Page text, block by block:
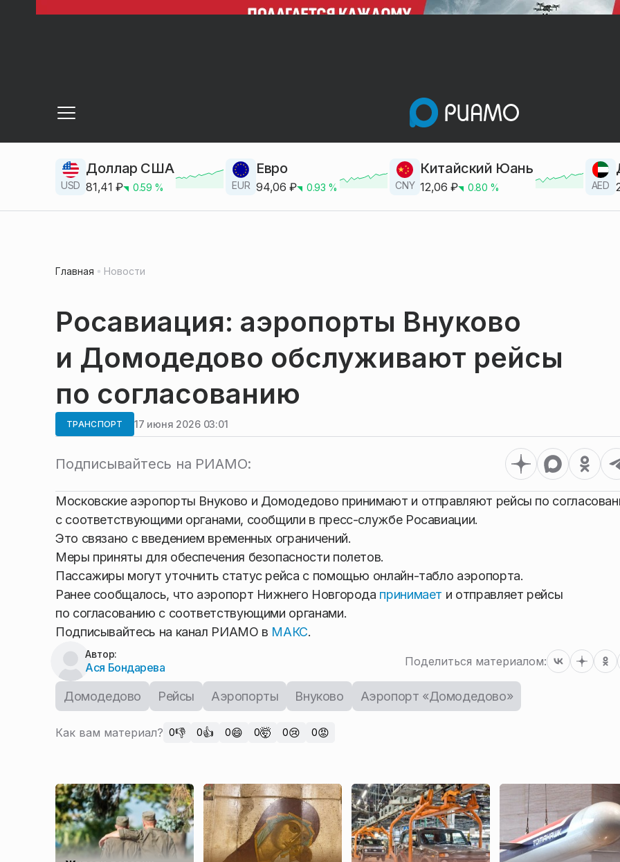
USD
Доллар США
81,41 ₽ 0.59 % EUR
Евро
94,06 ₽ 0.93 % CNY
Китайский Юань
12,06 ₽ 0.80 % AED
Главная Новости
Росавиация: аэропорты Внуково
и Домодедово обслуживают рейсы
по согласованию
ТРАНСПОРТ 17 июня 2026 03:01
Подписывайтесь на РИАМО:
Московские аэропорты Внуково и Домодедово принимают и отправляют рейсы по
с соответствующими органами, сообщили в пресс-службе Росавиации.
Это связано с введением временных ограничений.
Меры приняты для обеспечения безопасности полетов.
Пассажиры могут уточнить статус рейса с помощью онлайн-табло аэропорта.
Ранее сообщалось, что аэропорт Нижнего Новгорода принимает и отправляет рейсы
по согласованию с соответствующими органами.
Подписывайтесь на канал РИАМО в МАКС.
Автор:
Ася Бондарева Поделиться материалом:
Домодедово Рейсы Аэропорты Внуково Аэропорт «Домодедово»
Как вам материал? 0👎 0👍 0😄 0🤯 0😢 0😡